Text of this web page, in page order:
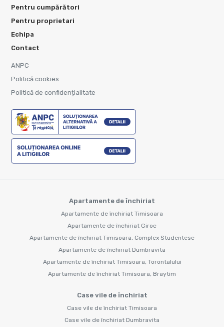
Pentru cumpărători
Pentru proprietari
Echipa
Contact
ANPC
Politică cookies
Politică de confidențialitate
Apartamente de închiriat
Apartamente de închiriat Timisoara
Apartamente de închiriat Giroc
Apartamente de închiriat Timisoara, Complex Studentesc
Apartamente de închiriat Dumbravita
Apartamente de închiriat Timisoara, Torontalului
Apartamente de închiriat Timisoara, Braytim
Case vile de închiriat
Case vile de închiriat Timisoara
Case vile de închiriat Dumbravita